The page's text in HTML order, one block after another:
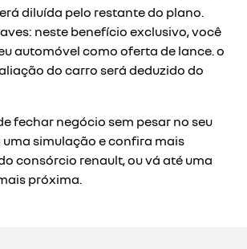
diluída pelo restante do plano.
neste benefício exclusivo, você
automóvel como oferta de lance. o
do carro será deduzido do
fechar negócio sem pesar no seu
simulação e confira mais
consórcio renault, ou vá até uma
próxima.